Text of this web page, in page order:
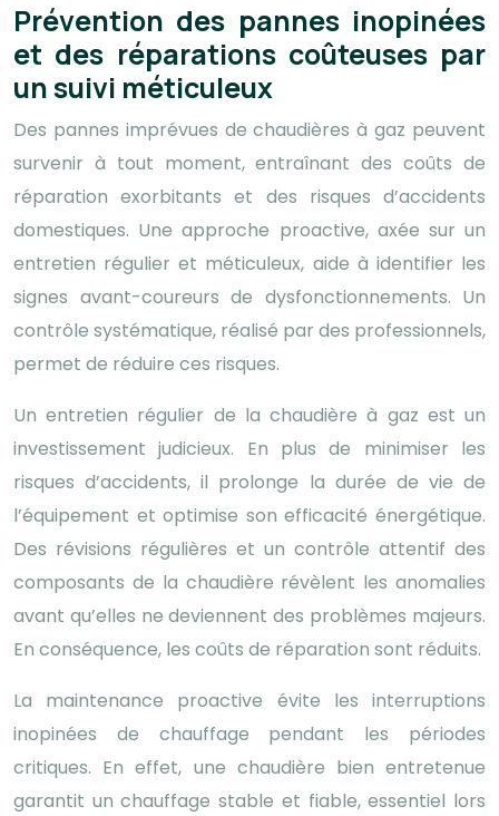
Prévention des pannes inopinées
et des réparations coûteuses par
un suivi méticuleux
Des pannes imprévues de chaudières à gaz peuvent
survenir à tout moment, entraînant des coûts de
réparation exorbitants et des risques d’accidents
domestiques. Une approche proactive, axée sur un
entretien régulier et méticuleux, aide à identifier les
signes avant-coureurs de dysfonctionnements. Un
contrôle systématique, réalisé par des professionnels,
permet de réduire ces risques.
Un entretien régulier de la chaudière à gaz est un
investissement judicieux. En plus de minimiser les
risques d’accidents, il prolonge la durée de vie de
l’équipement et optimise son efficacité énergétique.
Des révisions régulières et un contrôle attentif des
composants de la chaudière révèlent les anomalies
avant qu’elles ne deviennent des problèmes majeurs.
En conséquence, les coûts de réparation sont réduits.
La maintenance proactive évite les interruptions
inopinées de chauffage pendant les périodes
critiques. En effet, une chaudière bien entretenue
garantit un chauffage stable et fiable, essentiel lors